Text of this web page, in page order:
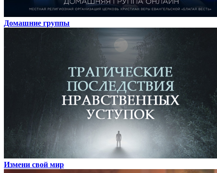
Домашние группы
Измени свой мир